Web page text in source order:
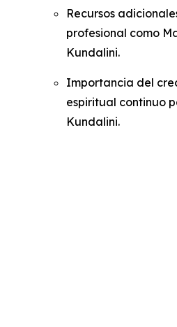
Recursos
profesional como
Kundalini.
Importancia del
espiritual continuo
Kundalini.